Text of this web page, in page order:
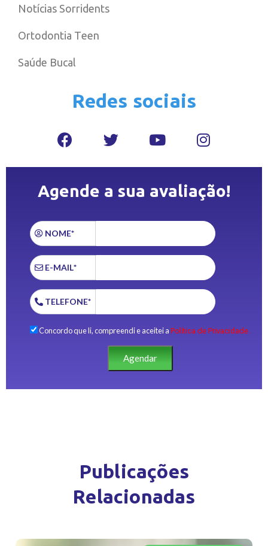
Notícias Sorridents
Ortodontia Teen
Saúde Bucal
Redes sociais
Agende a sua avaliação!
NOME*
E-MAIL*
TELEFONE*
Concordo que li, compreendi e aceitei a Política de Privacidade.
Agendar
Publicações
Relacionadas